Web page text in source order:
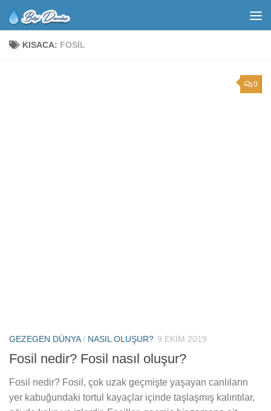
KISACA: FOSIL
0
GEZEGEN DÜNYA/ NASIL OLUŞUR? 9 EKIM 2019
Fosil nedir? Fosil nasıl oluşur?
Fosil nedir? Fosil, çok uzak geçmişte yaşayan canlıların
yer kabuğundaki tortul kayaçlar içinde taşlaşmış kalıntılar,